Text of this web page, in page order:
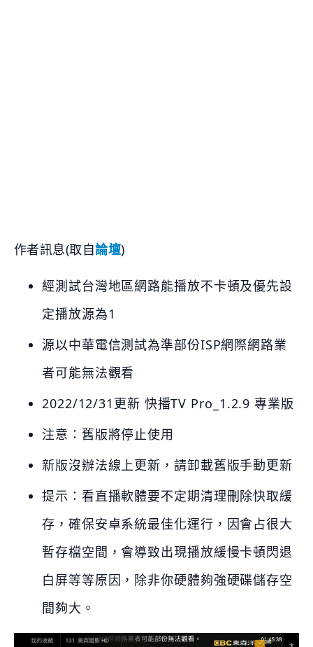
作者訊息(取自論壇)
經測試台灣地區網路能播放不卡頓及優先設
定播放源為1
源以中華電信測試為準部份ISP網際網路業
者可能無法觀看
2022/12/31更新 快播TV Pro_1.2.9 專業版
注意：舊版將停止使用
新版沒辦法線上更新，請卸載舊版手動更新
提示：看直播軟體要不定期清理刪除快取緩
存，確保安卓系統最佳化運行，因會占很大
暫存檔空間，會導致出現播放緩慢卡頓閃退
白屏等等原因，除非你硬體夠強硬碟儲存空
間夠大。